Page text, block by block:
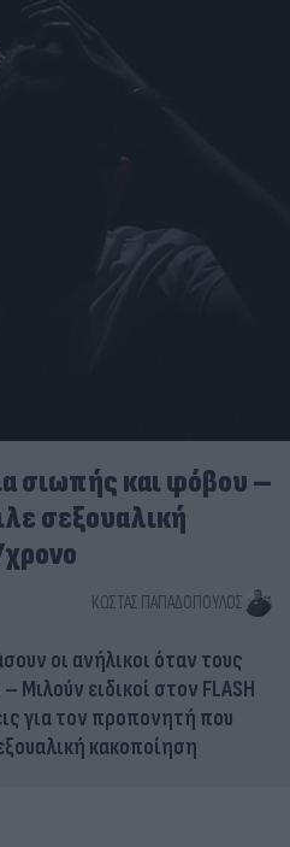
σιωπής και φόβου –
σεξουαλική
ΚΏΣΤΑΣ ΠΑΠΑΔΌΠΟΥΛΟΣ
οι ανήλικοι όταν τους
Μιλούν ειδικοί στον FLASH
για τον προπονητή που
κακοποίηση